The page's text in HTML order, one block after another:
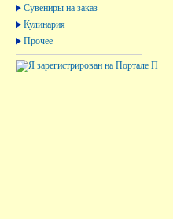
Сувениры на заказ
Кулинария
Прочее